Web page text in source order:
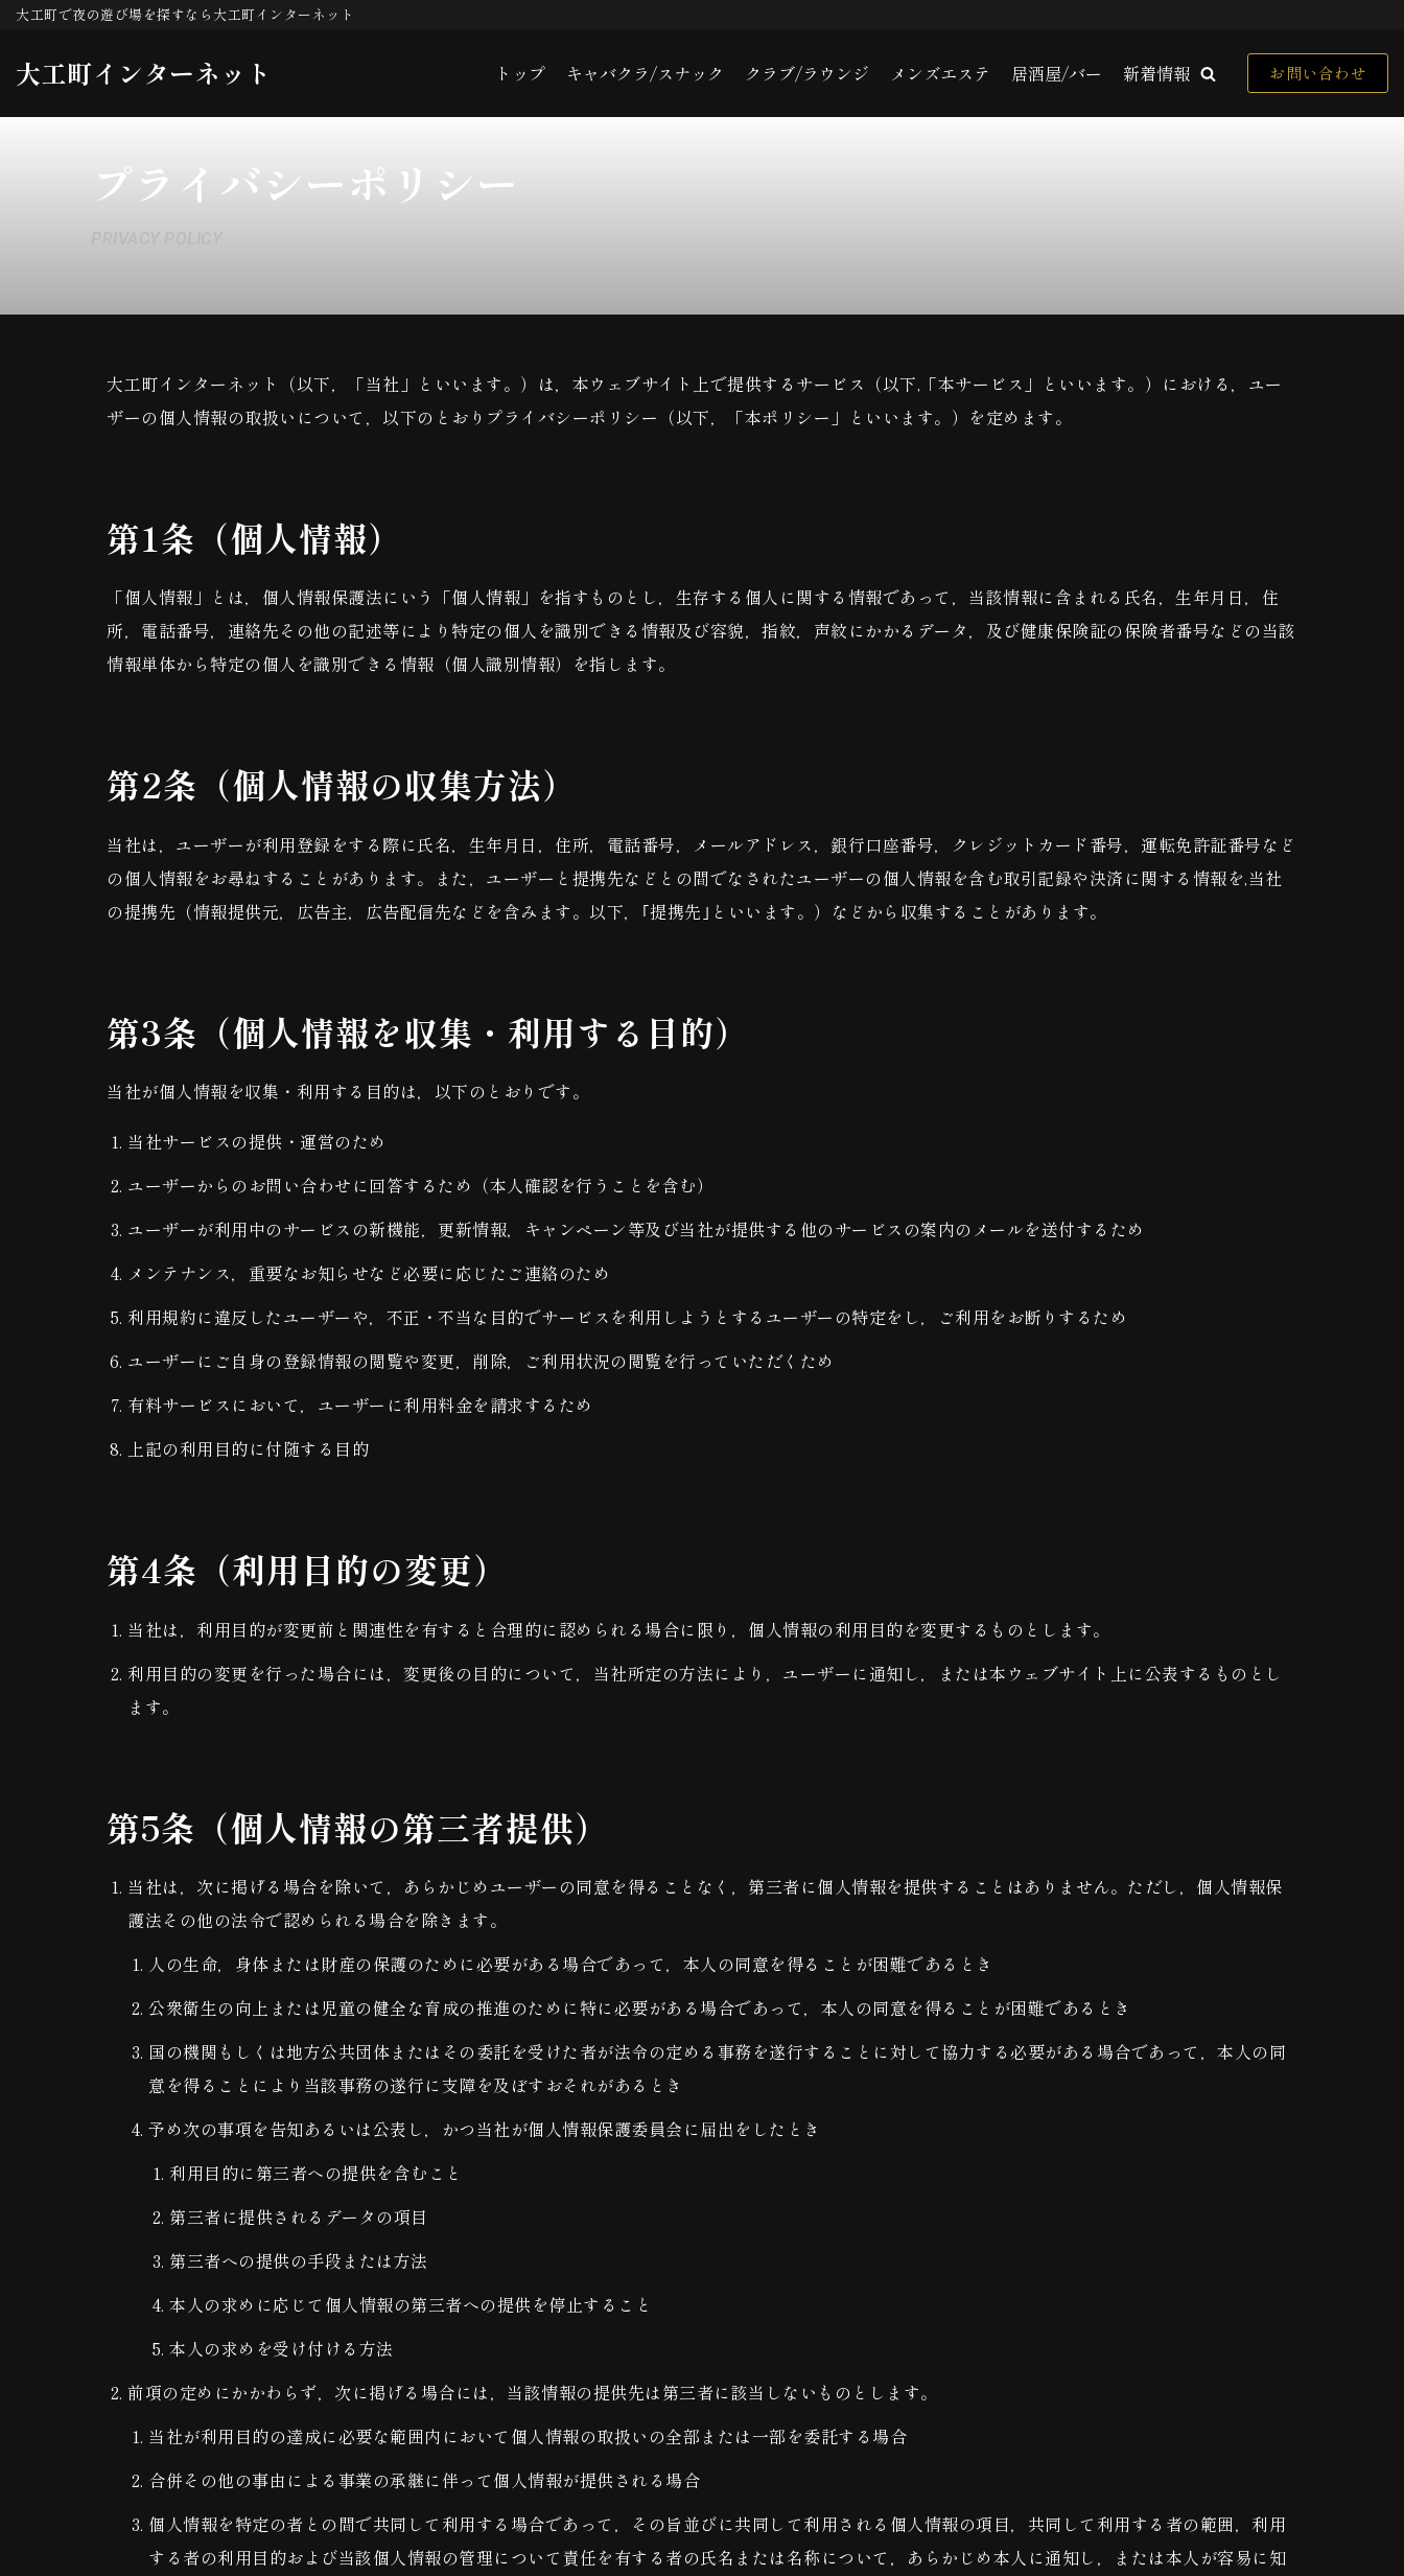
コ
ン
大工町で夜の遊び場を探すなら大工町インターネット
大工町インターネット トップ キャバクラ/スナック クラブ/ラウンジ メンズエステ 居酒屋/バー 新着情報 お問い合わせ
プライバシーポリシー
大工町インターネット（以下，「当社」といいます。）は，本ウェブサイト上で提供するサービス（以下,「本サービス」といいます。）における，ユー
ザーの個人情報の取扱いについて，以下のとおりプライバシーポリシー（以下，「本ポリシー」といいます。）を定めます。
第1条（個人情報）
「個人情報」とは，個人情報保護法にいう「個人情報」を指すものとし，生存する個人に関する情報であって，当該情報に含まれる氏名，生年月日，住
所，電話番号，連絡先その他の記述等により特定の個人を識別できる情報及び容貌，指紋，声紋にかかるデータ，及び健康保険証の保険者番号などの当該
情報単体から特定の個人を識別できる情報（個人識別情報）を指します。
第2条（個人情報の収集方法）
当社は，ユーザーが利用登録をする際に氏名，生年月日，住所，電話番号，メールアドレス，銀行口座番号，クレジットカード番号，運転免許証番号など
の個人情報をお尋ねすることがあります。また，ユーザーと提携先などとの間でなされたユーザーの個人情報を含む取引記録や決済に関する情報を,当社
の提携先（情報提供元，広告主，広告配信先などを含みます。以下，｢提携先｣といいます。）などから収集することがあります。
第3条（個人情報を収集・利用する目的）
当社が個人情報を収集・利用する目的は，以下のとおりです。
当社サービスの提供・運営のため
ユーザーからのお問い合わせに回答するため（本人確認を行うことを含む）
ユーザーが利用中のサービスの新機能，更新情報，キャンペーン等及び当社が提供する他のサービスの案内のメールを送付するため
メンテナンス，重要なお知らせなど必要に応じたご連絡のため
利用規約に違反したユーザーや，不正・不当な目的でサービスを利用しようとするユーザーの特定をし，ご利用をお断りするため
ユーザーにご自身の登録情報の閲覧や変更，削除，ご利用状況の閲覧を行っていただくため
有料サービスにおいて，ユーザーに利用料金を請求するため
上記の利用目的に付随する目的
第4条（利用目的の変更）
当社は，利用目的が変更前と関連性を有すると合理的に認められる場合に限り，個人情報の利用目的を変更するものとします。
利用目的の変更を行った場合には，変更後の目的について，当社所定の方法により，ユーザーに通知し，または本ウェブサイト上に公表するものとし
ます。
第5条（個人情報の第三者提供）
当社は，次に掲げる場合を除いて，あらかじめユーザーの同意を得ることなく，第三者に個人情報を提供することはありません。ただし，個人情報保
護法その他の法令で認められる場合を除きます。
人の生命，身体または財産の保護のために必要がある場合であって，本人の同意を得ることが困難であるとき
公衆衛生の向上または児童の健全な育成の推進のために特に必要がある場合であって，本人の同意を得ることが困難であるとき
国の機関もしくは地方公共団体またはその委託を受けた者が法令の定める事務を遂行することに対して協力する必要がある場合であって，本人の同
意を得ることにより当該事務の遂行に支障を及ぼすおそれがあるとき
予め次の事項を告知あるいは公表し，かつ当社が個人情報保護委員会に届出をしたとき
利用目的に第三者への提供を含むこと
第三者に提供されるデータの項目
第三者への提供の手段または方法
本人の求めに応じて個人情報の第三者への提供を停止すること
本人の求めを受け付ける方法
前項の定めにかかわらず，次に掲げる場合には，当該情報の提供先は第三者に該当しないものとします。
当社が利用目的の達成に必要な範囲内において個人情報の取扱いの全部または一部を委託する場合
合併その他の事由による事業の承継に伴って個人情報が提供される場合
個人情報を特定の者との間で共同して利用する場合であって，その旨並びに共同して利用される個人情報の項目，共同して利用する者の範囲，利用
する者の利用目的および当該個人情報の管理について責任を有する者の氏名または名称について，あらかじめ本人に通知し，または本人が容易に知